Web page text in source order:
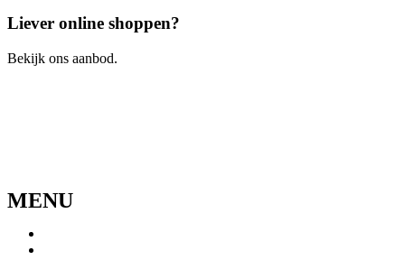
Liever online shoppen?
Bekijk ons aanbod.
MENU
Menu